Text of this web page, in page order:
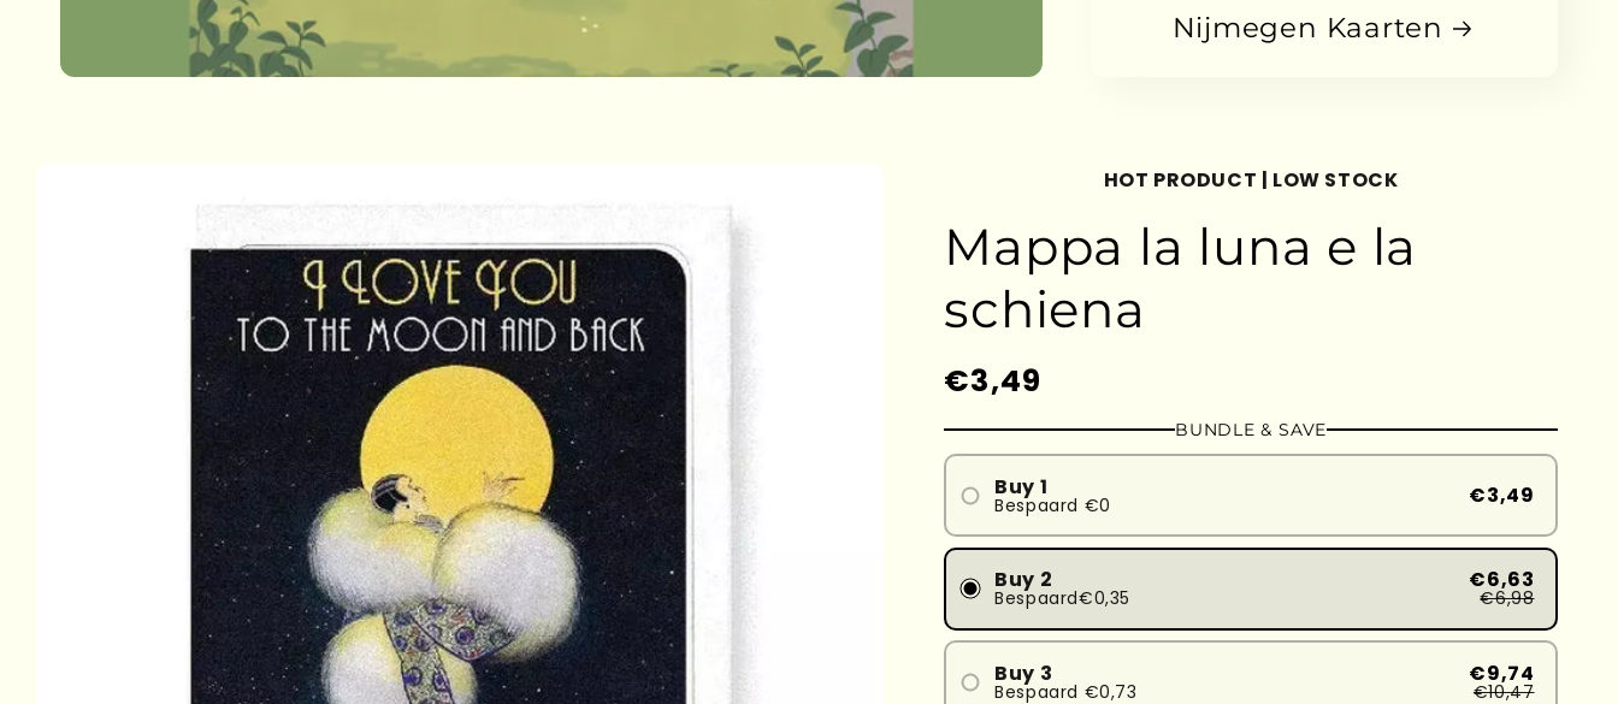
Nijmegen Kaarten
HOT PRODUCT | LOW STOCK
Mappa la luna e la
schiena
Prezzo
listino
€3,49
BUNDLE & SAVE
Buy 1
Bespaard €0 €3,49
Buy 2
Bespaard€0,35
€6,63
€6,98
Buy 3
Bespaard €0,73
€9,74
€10,47